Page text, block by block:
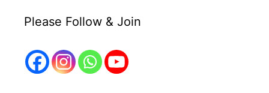
Please Follow & Join